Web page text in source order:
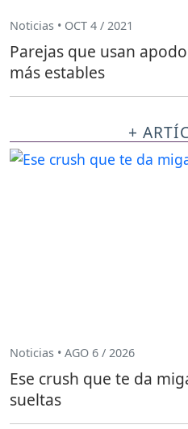
Noticias • OCT 4 / 2021
Parejas que usan
más estables
+
Noticias • AGO 6 / 2026
Ese crush que te da
sueltas